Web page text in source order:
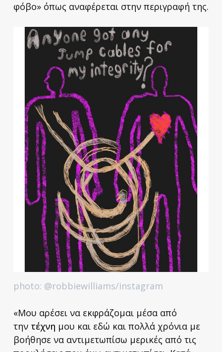
φόβο» όπως αναφέρεται στην περιγραφή της.
photo: @robbiewilliams/instagram
«Μου αρέσει να εκφράζομαι μέσα από
την τέχνη μου και εδώ και πολλά χρόνια με
βοήθησε να αντιμετωπίσω μερικές από τις